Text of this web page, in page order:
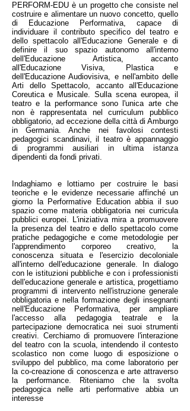
PERFORM-EDU è un progetto che consiste nel
costruire e alimentare un nuovo concetto, quello
di Educazione Performativa, capace di
individuare il contributo specifico del teatro e
dello spettacolo all'Educazione Generale e di
definire il suo spazio autonomo all'interno
dell'Educazione Artistica, accanto
all'Educazione Visiva, Plastica e
dell'Educazione Audiovisiva, e nell'ambito delle
Arti dello Spettacolo, accanto all'Educazione
Coreutica e Musicale. Sulla scena europea, il
teatro e la performance sono l'unica arte che
non è rappresentata nel curriculum pubblico
obbligatorio, ad eccezione della città di Amburgo
in Germania. Anche nei favolosi contesti
pedagogici scandinavi, il teatro è appannaggio
di programmi ausiliari in ultima istanza
dipendenti da fondi privati.
Indaghiamo e lottiamo per costruire le basi
teoriche e le evidenze necessarie affinché un
giorno la Performative Education abbia il suo
spazio come materia obbligatoria nei curricula
pubblici europei. L'iniziativa mira a promuovere
la presenza del teatro e dello spettacolo come
pratiche pedagogiche e come metodologie per
l'apprendimento corporeo creativo, la
conoscenza situata e l'esercizio decoloniale
all'interno dell'educazione generale. In dialogo
con le istituzioni pubbliche e con i professionisti
dell'educazione generale e artistica, progettiamo
programmi di intervento nell'istruzione generale
obbligatoria e nella formazione degli insegnanti
nell'Educazione Performativa, per ampliare
l'accesso alla pedagogia teatrale e la
partecipazione democratica nei suoi strumenti
creativi. Cerchiamo di promuovere l'interazione
del teatro con la scuola, intendendo il contesto
scolastico non come luogo di esposizione o
sviluppo del pubblico, ma come laboratorio per
la co-creazione di conoscenza e arte attraverso
la performance. Riteniamo che la svolta
pedagogica nelle arti performative abbia un
interesse